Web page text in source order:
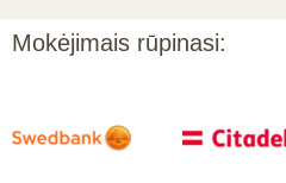
Mokėjimais rūpinasi: